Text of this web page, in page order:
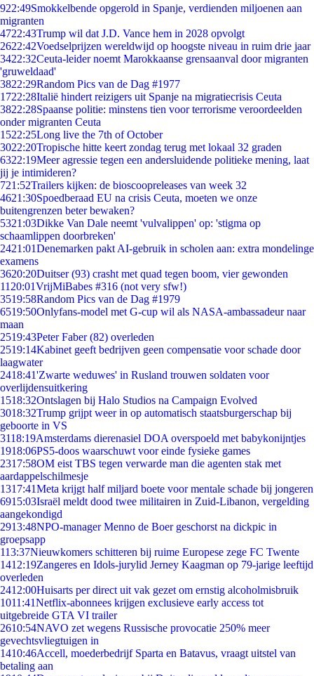
922:49Smokkelbende opgerold in Spanje, verdienden miljoenen aan
migranten
4722:43Trump wil dat J.D. Vance hem in 2028 opvolgt
2622:42Voedselprijzen wereldwijd op hoogste niveau in ruim drie jaar
3422:32Ceuta-leider noemt Marokkaanse grensaanval door migranten
'gruweldaad'
3822:29Random Pics van de Dag #1977
1722:28Italië hindert reizigers uit Spanje na migratiecrisis Ceuta
3822:28Spaanse politie: minstens tien voor terrorisme veroordeelden
onder migranten Ceuta
1522:25Long live the 7th of October
3022:20Tropische hitte keert zondag terug met lokaal 32 graden
6322:19Meer agressie tegen een andersluidende politieke mening, laat
jij je intimideren?
721:52Trailers kijken: de bioscoopreleases van week 32
4621:30Spoedberaad EU na crisis Ceuta, moeten we onze
buitengrenzen beter bewaken?
5321:03Dikke Van Dale neemt 'vulvalippen' op: 'stigma op
schaamlippen doorbreken'
2421:01Denemarken pakt AI-gebruik in scholen aan: extra mondelinge
examens
3620:20Duitser (93) crasht met quad tegen boom, vier gewonden
11 20:01VrijMiBabes #316 (not very sfw!)
3519:58Random Pics van de Dag #1979
6519:50Onlyfans-model met G-cup wil als NASA-ambassadeur naar
maan
2519:43Peter Faber (82) overleden
2519:14Kabinet geeft bedrijven geen compensatie voor schade door
laagwater
2418:41'Zwarte weduwes' in Rusland trouwen soldaten voor
overlijdensuitkering
1518:32Ontslagen bij Halo Studios na Campaign Evolved
3018:32Trump grijpt weer in op automatisch staatsburgerschap bij
geboorte in VS
3118:19Amsterdams dierenasiel DOA overspoeld met babykonijntjes
1918:06PS5-doos waarschuwt voor einde fysieke games
2317:58OM eist TBS tegen verwarde man die agenten stak met
aardappelschilmesje
1317:41Meta krijgt half miljard boete voor mentale schade bij jongeren
6915:03Israël meldt dood twee militairen in Zuid-Libanon, vergelding
aangekondigd
2913:48NPO-manager Menno de Boer geschorst na dickpic in
groepsapp
113:37Nieuwkomers schitteren bij ruime Europese zege FC Twente
1412:19Zangeres en Idols-jurylid Jerney Kaagman op 79-jarige leeftijd
overleden
2412:00Huisarts per direct uit vak gezet om ernstig alcoholmisbruik
1011:41Netflix-abonnees krijgen exclusieve early access tot
uitgebreide GTA VI trailer
2610:54NAVO zet wegens Russische provocatie 250% meer
gevechtsvliegtuigen in
1410:46Accell, moederbedrijf Sparta en Batavus, vraagt uitstel van
betaling aan